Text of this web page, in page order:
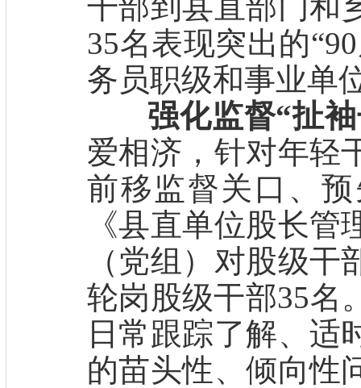
35名表现突出的
务员职级和事业单
强化监督“扯
爱相济，针对年轻
前移监督关口、
《县直单位股长
（党组）对股级
轮岗股级干部35名
日常跟踪了解、适
的苗头性、倾向性